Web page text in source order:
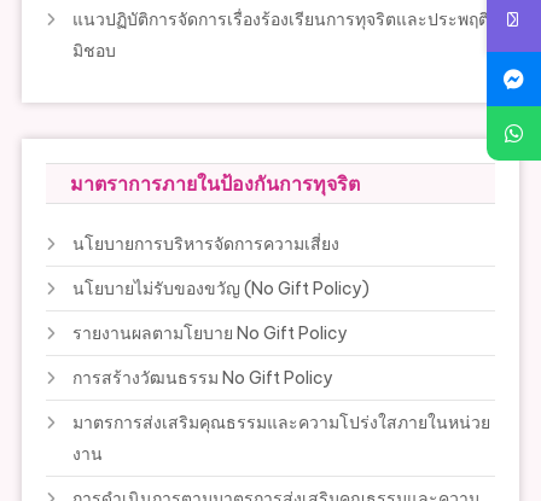
แนวปฏิบัติการจัดการเรื่องร้องเรียนการทุจริตและประพฤติ
มิชอบ
มาตราการภายในป้องกันการทุจริต
นโยบายการบริหารจัดการความเสี่ยง
นโยบายไม่รับของขวัญ (No Gift Policy)
รายงานผลตามโยบาย No Gift Policy
การสร้างวัฒนธรรม No Gift Policy
มาตรการส่งเสริมคุณธรรมและความโปร่งใสภายในหน่วย
งาน